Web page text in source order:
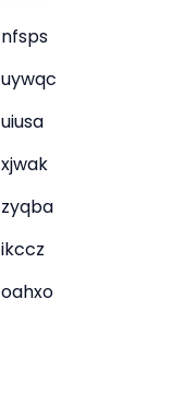
nfsps
uywqc
uiusa
xjwak
zyqba
ikccz
oahxo